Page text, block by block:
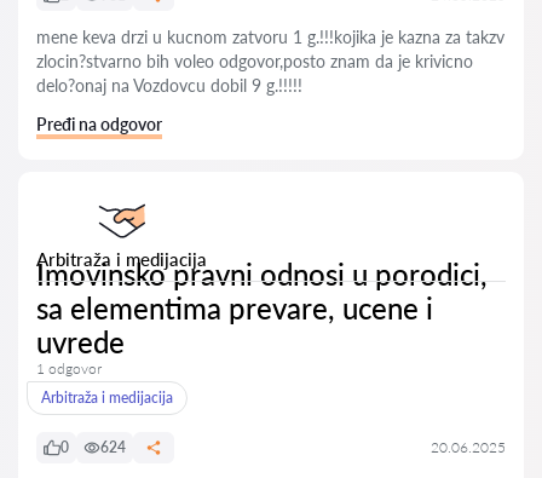
mene keva drzi u kucnom zatvoru 1 g.!!!kojika je kazna za takzv
zlocin?stvarno bih voleo odgovor,posto znam da je krivicno
delo?onaj na Vozdovcu dobil 9 g.!!!!!
Pređi na odgovor
Arbitraža i medijacija
Imovinsko pravni odnosi u porodici,
sa elementima prevare, ucene i
uvrede
1 odgovor
Arbitraža i medijacija
0 624 20.06.2025